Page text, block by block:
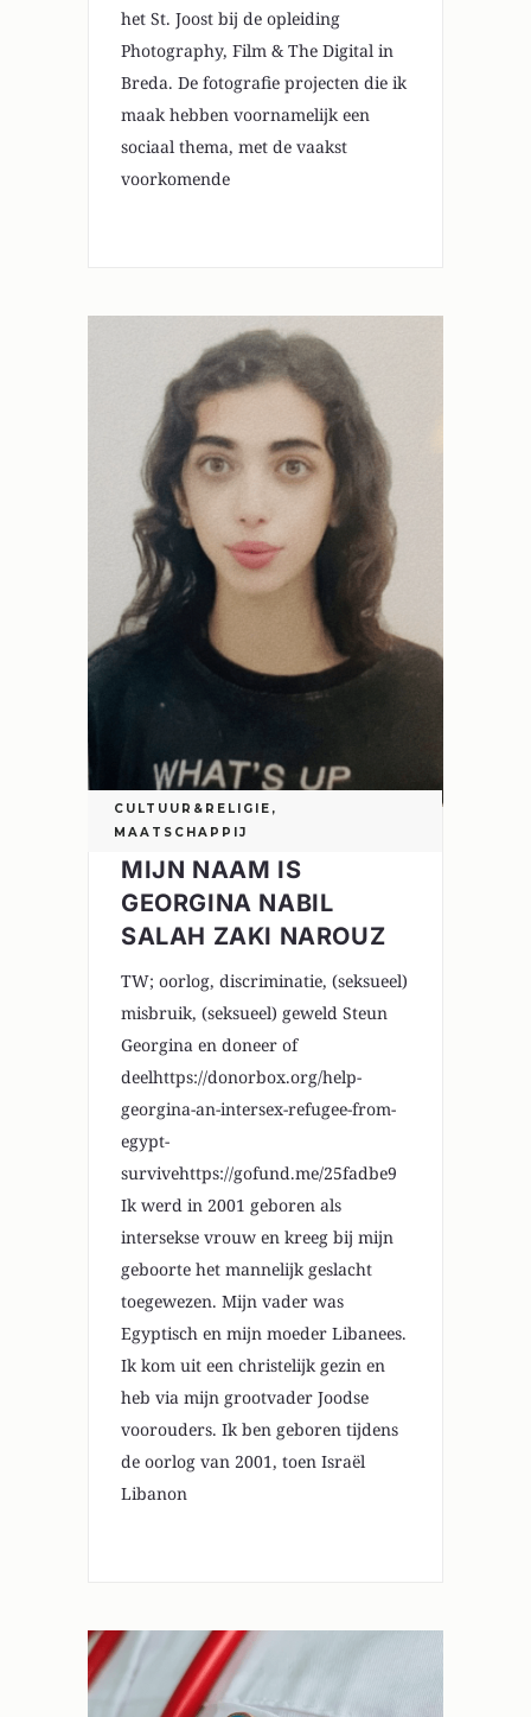
het St. Joost bij de opleiding
Photography, Film & The Digital in
Breda. De fotografie projecten die ik
maak hebben voornamelijk een
sociaal thema, met de vaakst
voorkomende
CULTUUR&RELIGIE ,
MAATSCHAPPIJ
MIJN NAAM IS
GEORGINA NABIL
SALAH ZAKI NAROUZ
TW; oorlog, discriminatie, (seksueel)
misbruik, (seksueel) geweld Steun
Georgina en doneer of
deelhttps://donorbox.org/help-
georgina-an-intersex-refugee-from-
egypt-
survivehttps://gofund.me/25fadbe9
Ik werd in 2001 geboren als
intersekse vrouw en kreeg bij mijn
geboorte het mannelijk geslacht
toegewezen. Mijn vader was
Egyptisch en mijn moeder Libanees.
Ik kom uit een christelijk gezin en
heb via mijn grootvader Joodse
voorouders. Ik ben geboren tijdens
de oorlog van 2001, toen Israël
Libanon